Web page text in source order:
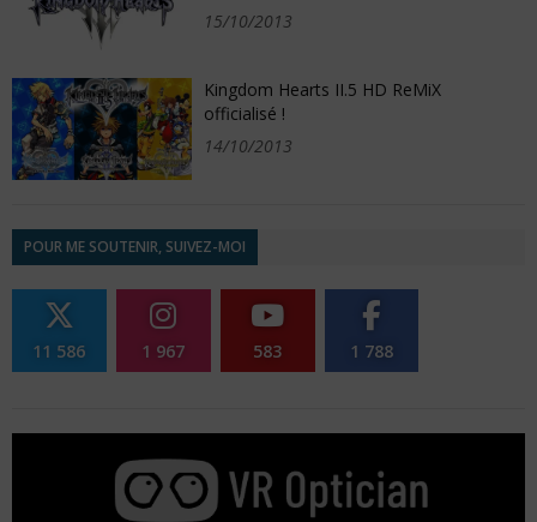
15/10/2013
Kingdom Hearts II.5 HD ReMiX
officialisé !
14/10/2013
POUR ME SOUTENIR, SUIVEZ-MOI
11 586 1 967 583 1 788